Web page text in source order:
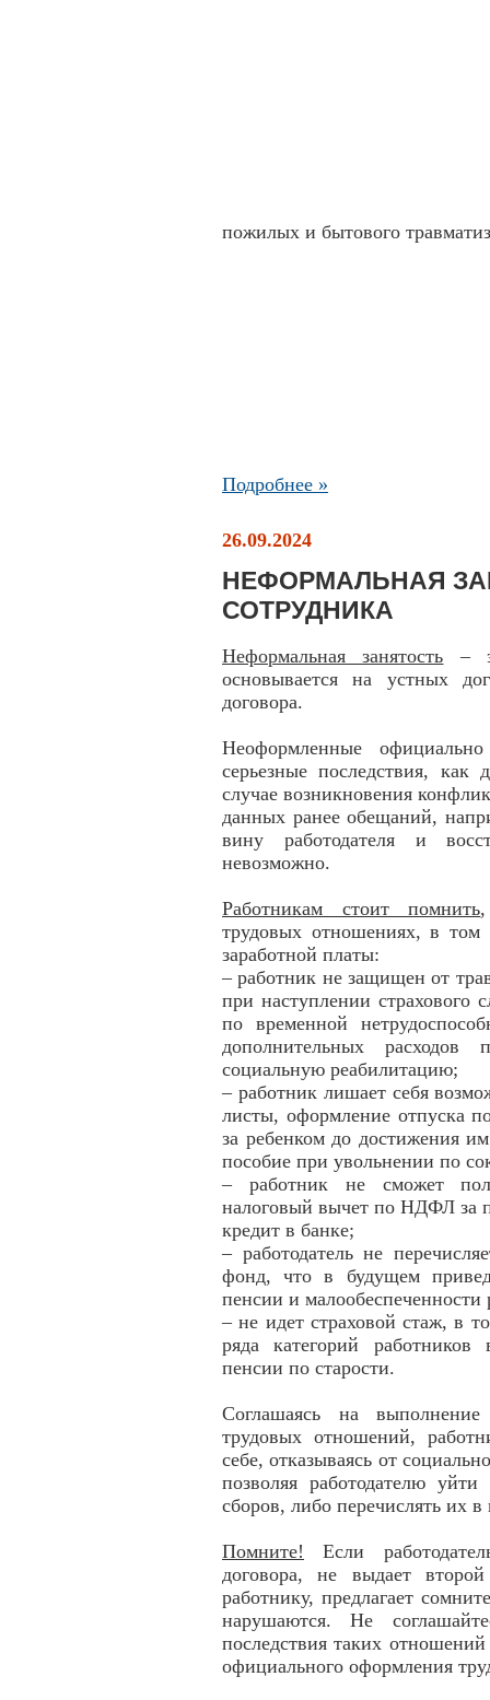
пожилых и бытового
Подробнее »
26.09.2024
НЕФОРМАЛЬНАЯ
СОТРУДНИКА
Неформальная занятость –
основывается на устных
договора.
Неоформленные
серьезные последствия,
случае возникновения
данных ранее обещаний,
вину работодателя и
невозможно.
Работникам стоит помнить
трудовых отношениях, в
заработной платы:
– работник не защищен от
при наступлении страхового
по временной
дополнительных
социальную реабилитацию;
– работник лишает себя
листы, оформление отпуска
за ребенком до достижения
пособие при увольнении по
– работник не сможет
налоговый вычет по НДФЛ за
кредит в банке;
– работодатель не
фонд, что в будущем
пенсии и
– не идет страховой стаж, в
ряда категорий
пенсии по старости.
Соглашаясь на
трудовых отношений,
себе, отказываясь от
позволяя работодателю
сборов, либо перечислять их
Помните! Если
договора, не выдает
работнику, предлагает
нарушаются. Не
последствия таких
официального оформления